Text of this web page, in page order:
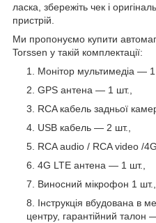
ласка, збережіть чек і
пристрій.
Ми пропонуємо купити
Torssen у такій комплектації:
Монітор мультимедіа — 1
GPS антена — 1 шт.,
RCA кабель задньої
USB кабель — 2 шт.,
RCA audio / RCA video /
4G LTE антена — 1 шт.,
Виносний мікрофон 1 шт.,
Інструкція вбудована в
центру, гарантійний талон